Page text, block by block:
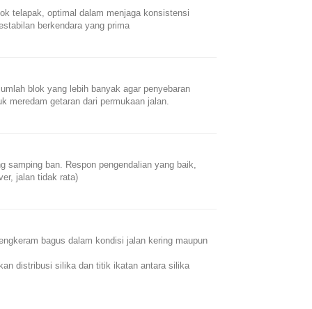
telapak, optimal dalam menjaga konsistensi
berkendara yang prima
blok yang lebih banyak agar penyebaran
meredam getaran dari permukaan jalan.
samping ban. Respon pengendalian yang baik,
jalan tidak rata)
bagus dalam kondisi jalan kering maupun
distribusi silika dan titik ikatan antara silika